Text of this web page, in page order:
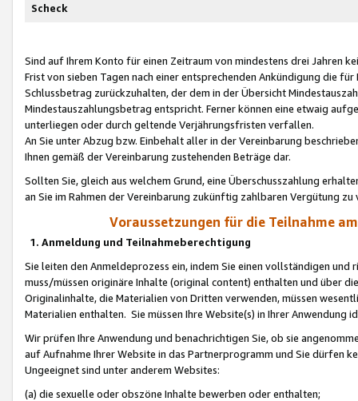
Scheck
Sind auf Ihrem Konto für einen Zeitraum von mindestens drei Jahren
Frist von sieben Tagen nach einer entsprechenden Ankündigung die
Schlussbetrag zurückzuhalten, der dem in der Übersicht
Mindestauszahlungsbetrag entspricht. Ferner können eine etwaig
unterliegen oder durch geltende Verjährungsfristen verfallen.
An Sie unter Abzug bzw. Einbehalt aller in der Vereinbarung
Ihnen gemäß der Vereinbarung zustehenden Beträge dar.
Sollten Sie, gleich aus welchem Grund, eine Überschusszahlung
an Sie im Rahmen der Vereinbarung zukünftig zahlbaren Vergütung zu
Voraussetzungen für die Teilnahme
1. Anmeldung und Teilnahmeberechtigung
Sie leiten den Anmeldeprozess ein, indem Sie einen vollständigen
muss/müssen originäre Inhalte (original content) enthalten und über
Originalinhalte, die Materialien von Dritten verwenden, müssen
Materialien enthalten. Sie müssen Ihre Website(s) in Ihrer Anwendung
Wir prüfen Ihre Anwendung und benachrichtigen Sie, ob sie
auf Aufnahme Ihrer Website in das Partnerprogramm und Sie dürfen
Ungeeignet sind unter anderem Websites:
(a) die sexuelle oder obszöne Inhalte bewerben oder enthalten;